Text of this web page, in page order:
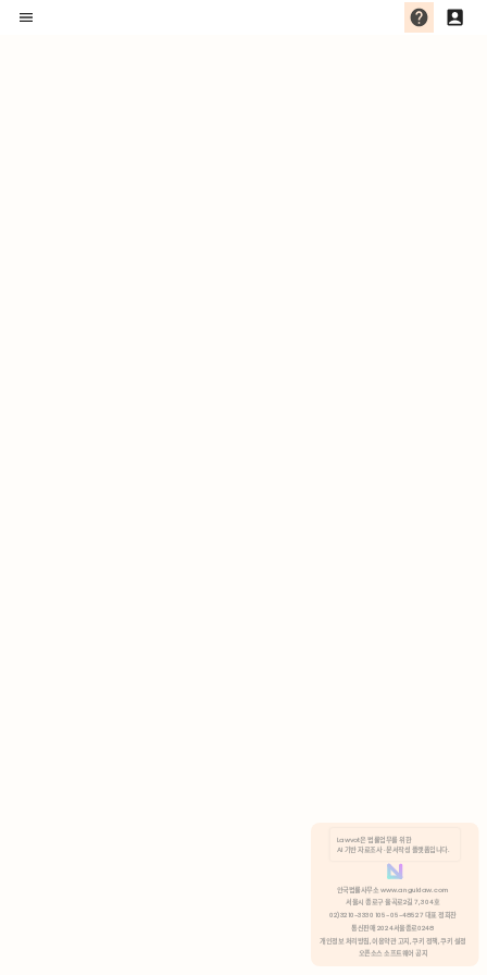
분석 쿠키 허용
Lawvot은 법률업무를 위한
AI 기반 자료조사 · 문서작성 플랫폼입니다.
안국법률사무소 www.anguklaw.com
서울시 종로구 율곡로2길 7, 304호
02)3210-3330 105-05-48527 대표 정희찬
통신판매 2024서울종로0248
개인정보 처리방침, 이용약관 고지, 쿠키 정책, 쿠키 설정
오픈소스 소프트웨어 공지